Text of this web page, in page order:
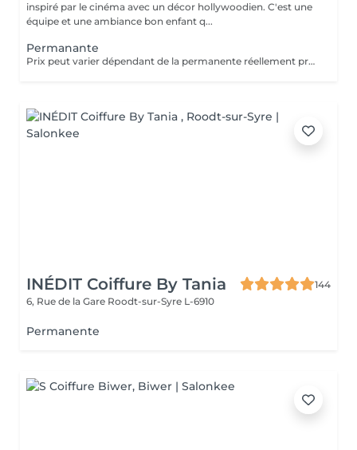
inspiré par le cinéma avec un décor hollywoodien. C'est une
équipe et une ambiance bon enfant q...
Permanante
Prix peut varier dépendant de la permanente réellement presté (de 25 à 74).
INÉDIT Coiffure By Tania
144
6, Rue de la Gare Roodt-sur-Syre L-6910
Permanente